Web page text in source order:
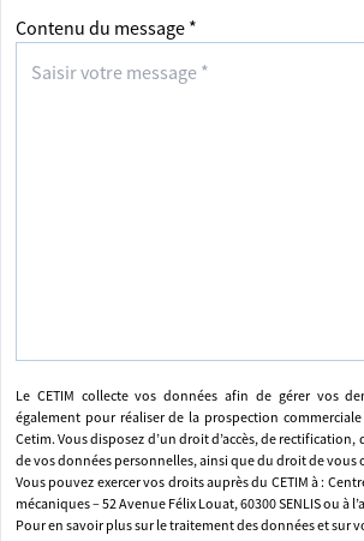
Contenu du message *
Le CETIM collecte vos données afin de gérer vos
également pour réaliser de la prospection
Cetim. Vous disposez d’un droit d’accès, de
de vos données personnelles, ainsi que du droit de vous
Vous pouvez exercer vos droits auprès du CETIM à :
mécaniques – 52 Avenue Félix Louat, 60300 SENLIS ou à
Pour en savoir plus sur le traitement des données et sur